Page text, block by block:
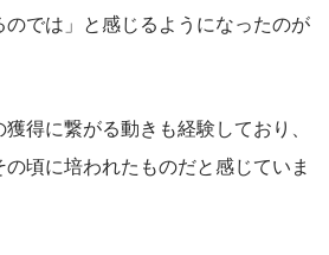
では」と感じるようになったのが
得に繋がる動きも経験しており、
頃に培われたものだと感じていま